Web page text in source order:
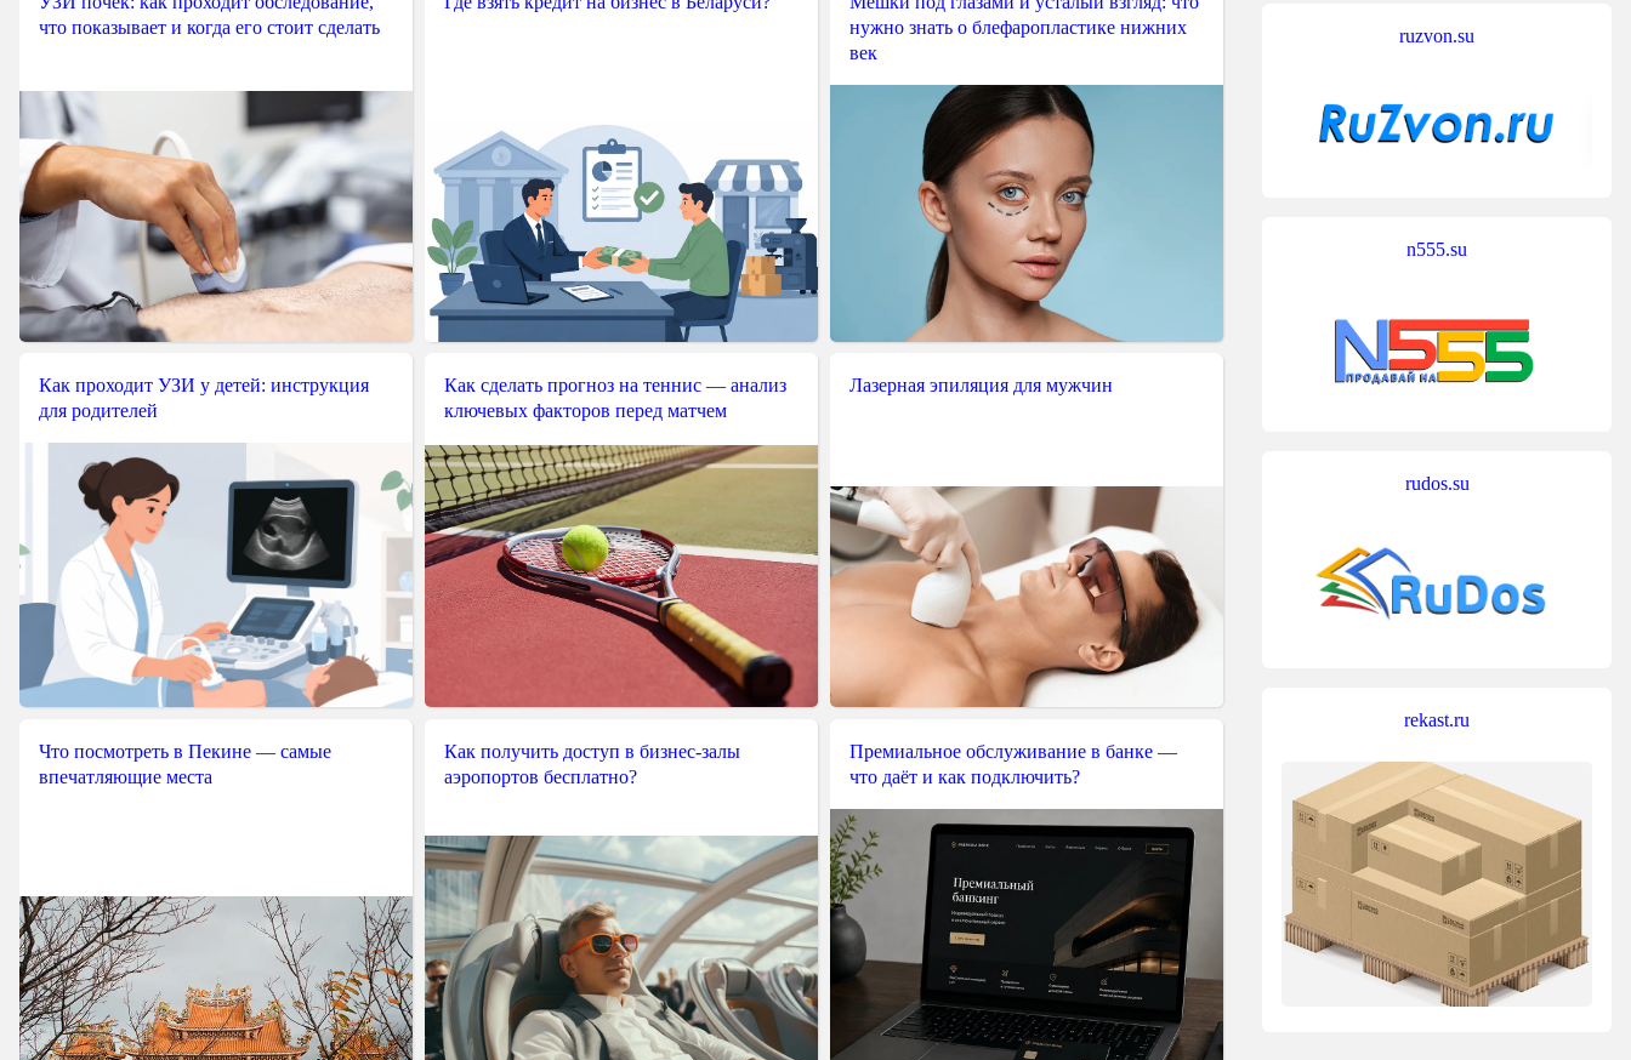
что показывает и когда его стоит сделать
нужно знать о блефаропластике нижних
век
Как проходит УЗИ у детей: инструкция
для родителей
Как сделать прогноз на теннис — анализ
ключевых факторов перед матчем
Лазерная эпиляция для мужчин
Что посмотреть в Пекине — самые
впечатляющие места
Как получить доступ в бизнес-залы
аэропортов бесплатно?
Премиальное обслуживание в банке —
что даёт и как подключить?
ruzvon.su
n555.su
rudos.su
rekast.ru